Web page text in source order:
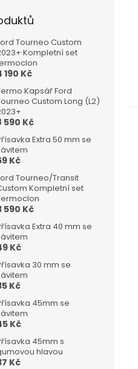
Tourneo Custom
Kompletní set
190 Kč
Kapsář Ford
Custom Long (L2)
590 Kč
Extra 50 mm se
Kč
Tourneo/Transit
Kompletní set
590 Kč
Extra 40 mm se
Kč
30 mm se
Kč
45mm se
Kč
45mm s
hlavou
Kč